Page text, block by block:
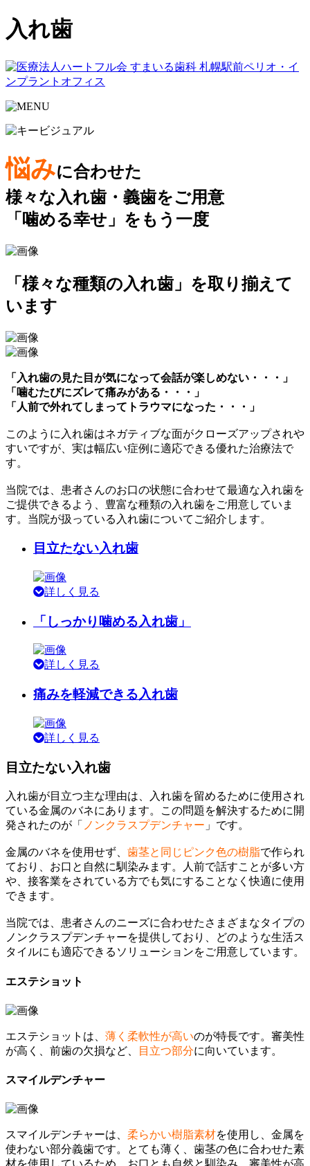
入れ歯
悩みに合わせた
様々な入れ歯・義歯をご用意
「噛める幸せ」をもう一度
「様々な種類の入れ歯」を取り揃えて
います
「入れ歯の見た目が気になって会話が楽しめない・・・」
「噛むたびにズレて痛みがある・・・」
「人前で外れてしまってトラウマになった・・・」
このように入れ歯はネガティブな面がクローズアップされや
すいですが、実は幅広い症例に適応できる優れた治療法で
す。
当院では、患者さんのお口の状態に合わせて最適な入れ歯を
ご提供できるよう、豊富な種類の入れ歯をご用意していま
す。当院が扱っている入れ歯についてご紹介します。
目立たない入れ歯
詳しく見る
「しっかり噛める入れ歯」
詳しく見る
痛みを軽減できる入れ歯
詳しく見る
目立たない入れ歯
入れ歯が目立つ主な理由は、入れ歯を留めるために使用され
ている金属のバネにあります。
この問題を解決するために開
発されたのが「 ノンクラスプデンチャー 」です。
金属のバネを使用せず、 歯茎と同じピンク色の樹脂で作られ
ており、お口と自然に馴染みます。人前で話すことが多い方
や、接客業をされている方でも気にすることなく快適に使用
できます。
当院では、患者さんのニーズに合わせたさまざまなタイプの
ノンクラスプデンチャーを提供しており、どのような生活ス
タイルにも適応できるソリューションをご用意しています。
エステショット
エステショットは、 薄く柔軟性が高いのが特長です。審美性
が高く、前歯の欠損など、
目立つ部分に向いています。
スマイルデンチャー
スマイルデンチャーは、 柔らかい樹脂素材を使用し、金属を
使わない部分義歯です。とても薄く、歯茎の色に合わせた素